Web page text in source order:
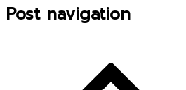
Post navigation